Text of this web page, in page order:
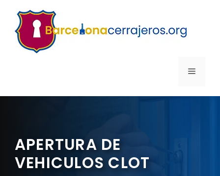
contenido
MENÚ
APERTURA DE
VEHICULOS CLOT